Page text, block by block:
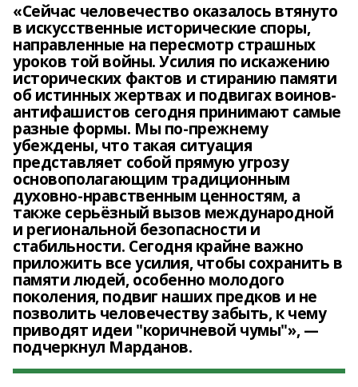
«Сейчас человечество оказалось втянуто
в искусственные исторические споры,
направленные на пересмотр страшных
уроков той войны. Усилия по искажению
исторических фактов и стиранию памяти
об истинных жертвах и подвигах воинов-
антифашистов сегодня принимают самые
разные формы. Мы по-прежнему
убеждены, что такая ситуация
представляет собой прямую угрозу
основополагающим традиционным
духовно-нравственным ценностям, а
также серьёзный вызов международной
и региональной безопасности и
стабильности. Сегодня крайне важно
приложить все усилия, чтобы сохранить в
памяти людей, особенно молодого
поколения, подвиг наших предков и не
позволить человечеству забыть, к чему
приводят идеи "коричневой чумы"», —
подчеркнул Марданов.